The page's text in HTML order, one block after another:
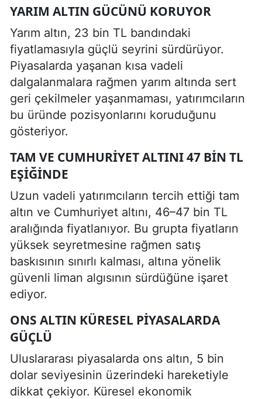
YARIM ALTIN GÜCÜNÜ KORUYOR
Yarım altın, 23 bin TL bandındaki
fiyatlamasıyla güçlü seyrini sürdürüyor.
Piyasalarda yaşanan kısa vadeli
dalgalanmalara rağmen yarım altında sert
geri çekilmeler yaşanmaması, yatırımcıların
bu üründe pozisyonlarını koruduğunu
gösteriyor.
TAM VE CUMHURIYET ALTINI 47 BIN TL
EŞIĞINDE
Uzun vadeli yatırımcıların tercih ettiği tam
altın ve Cumhuriyet altını, 46–47 bin TL
aralığında fiyatlanıyor. Bu grupta fiyatların
yüksek seyretmesine rağmen satış
baskısının sınırlı kalması, altına yönelik
güvenli liman algısının sürdüğüne işaret
ediyor.
ONS ALTIN KÜRESEL PIYASALARDA
GÜÇLÜ
Uluslararası piyasalarda ons altın, 5 bin
dolar seviyesinin üzerindeki hareketiyle
dikkat çekiyor. Küresel ekonomik